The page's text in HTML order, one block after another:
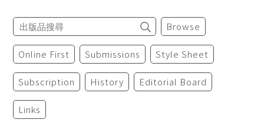
Browse
Online First Submissions Style Sheet
Subscription History Editorial Board
Links